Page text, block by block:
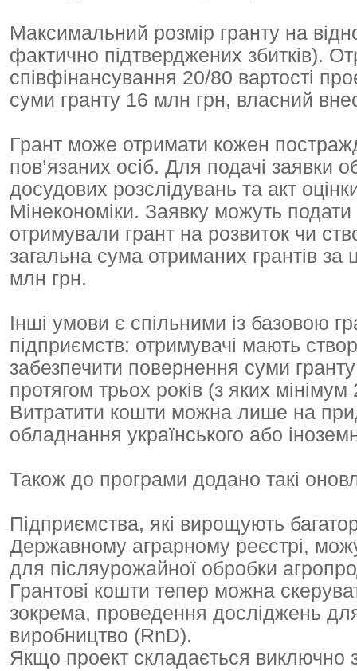
Максимальний розмір гранту на
фактично підтверджених збитків).
співфінансування 20/80 вартості
суми гранту 16 млн грн, власний
Грант може отримати кожен
пов’язаних осіб. Для подачі заявки
досудових розслідувань та акт
Мінекономіки. Заявку можуть
отримували грант на розвиток чи
загальна сума отриманих грантів
млн грн.
Інші умови є спільними із базовою
підприємств: отримувачі мають
забезпечити повернення суми
протягом трьох років (з яких
Витратити кошти можна лише на
обладнання українського або
Також до програми додано такі
Підприємства, які вирощують
Державному аграрному реєстрі,
для післяурожайної обробки
Грантові кошти тепер можна
зокрема, проведення досліджень
виробництво (RnD).
Якщо проект складається виключно